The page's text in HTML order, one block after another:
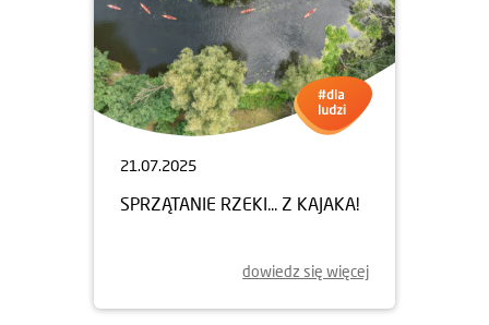
21.07.2025
SPRZĄTANIE RZEKI... Z KAJAKA!
dowiedz się więcej